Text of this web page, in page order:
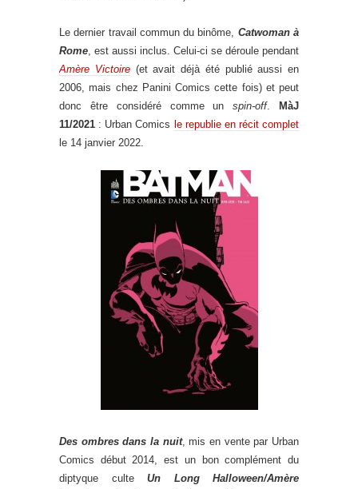
Le dernier travail commun du binôme, Catwoman à
Rome , est aussi inclus. Celui-ci se déroule pendant
Amère Victoire(et avait déjà été publié aussi en
2006, mais chez Panini Comics cette fois) et peut
donc être considéré comme unspin-off.
MàJ
11/2021 : Urban Comics le republie en récit complet
le 14 janvier 2022.
Des ombres dans la nuit, mis en vente par Urban
Comics début 2014, est un bon complément du
diptyque culte Un Long Halloween/Amère